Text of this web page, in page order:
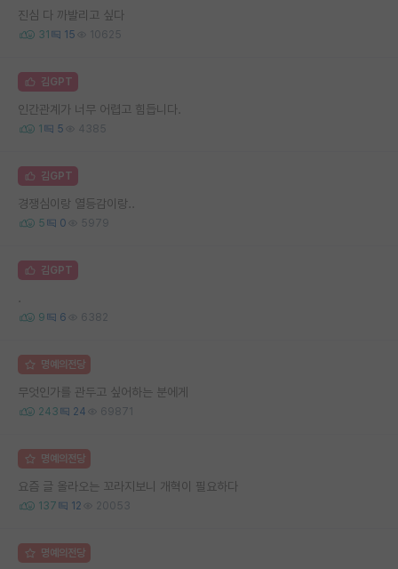
진심 다 까발리고 싶다
31 15 10625
김GPT
인간관계가 너무 어렵고 힘듭니다.
1 5 4385
김GPT
경쟁심이랑 열등감이랑..
5 0 5979
김GPT
9 6 6382
명예의전당
무엇인가를 관두고 싶어하는 분에게
243 24 69871
명예의전당
요즘 글 올라오는 꼬라지보니 개혁이 필요하다
137 12 20053
명예의전당